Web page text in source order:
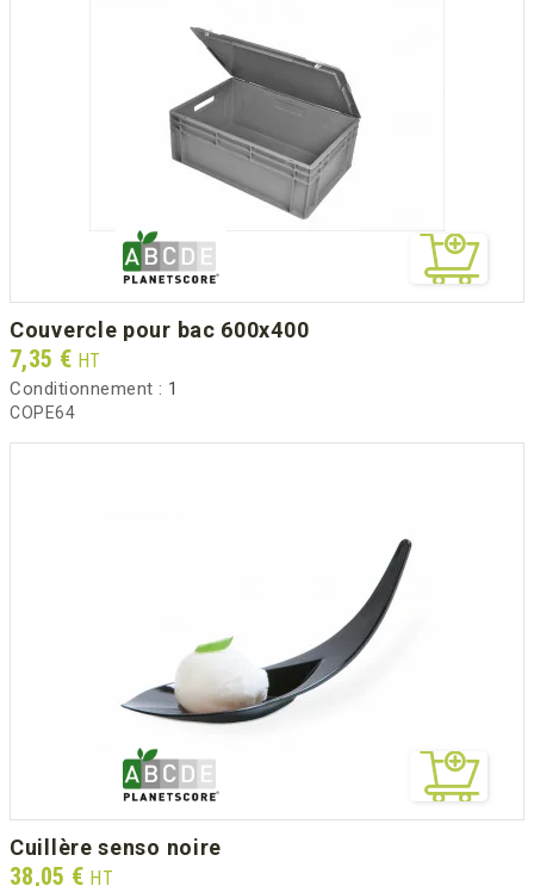
couvercle pour bac 600x400
Prix
7,35 € HT
Conditionnement : 1
COPE64
cuillère senso noire
Prix
38,05 € HT